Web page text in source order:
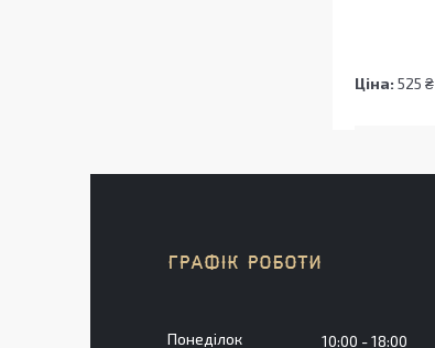
Ціна: 525 ₴
ГРАФІК РОБОТИ
Понеділок 10:00 18:00